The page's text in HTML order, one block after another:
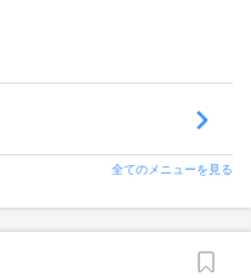
全てのメニューを見る